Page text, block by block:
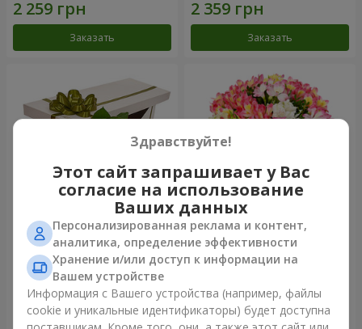
Заказать Заказать
Цветы в коробке "15
розовых роз"
2 469 грн
Заказать
Букет "Сказка для двоих!"
Заказать
Здравствуйте!
Этот сайт запрашивает у Вас
согласие на использование
Ваших данных
Персонализированная реклама и контент,
аналитика, определение эффективности
Хранение и/или доступ к информации на
Вашем устройстве
Информация с Вашего устройства (например, файлы
cookie и уникальные идентификаторы) будет доступна